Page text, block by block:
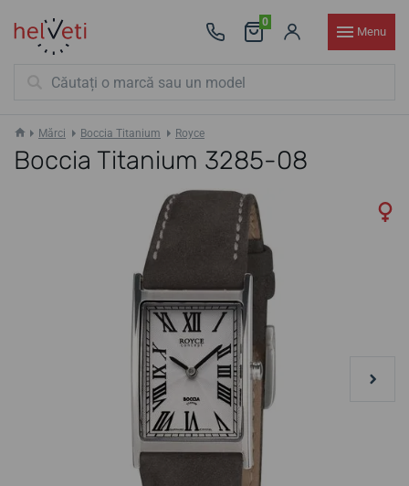
0
Menu
Mărci Boccia Titanium Royce
Boccia Titanium 3285-08